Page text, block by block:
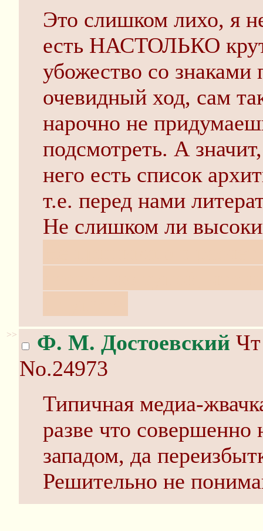
Это слишком лихо, я
есть НАСТОЛЬКО
убожество со
очевидный ход, сам
нарочно не
подсмотреть. А
него есть список
т.е. перед нами
Не слишком ли
>> Ф. М. Достоевский
No.24973
Типичная медиа-
разве что
западом, да
Решительно не